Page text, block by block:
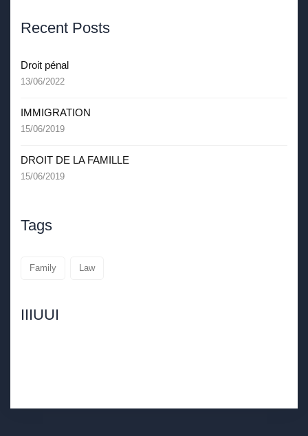
Recent Posts
Droit pénal
13/06/2022
IMMIGRATION
15/06/2019
DROIT DE LA FAMILLE
15/06/2019
Tags
Family Law
IIIUUI